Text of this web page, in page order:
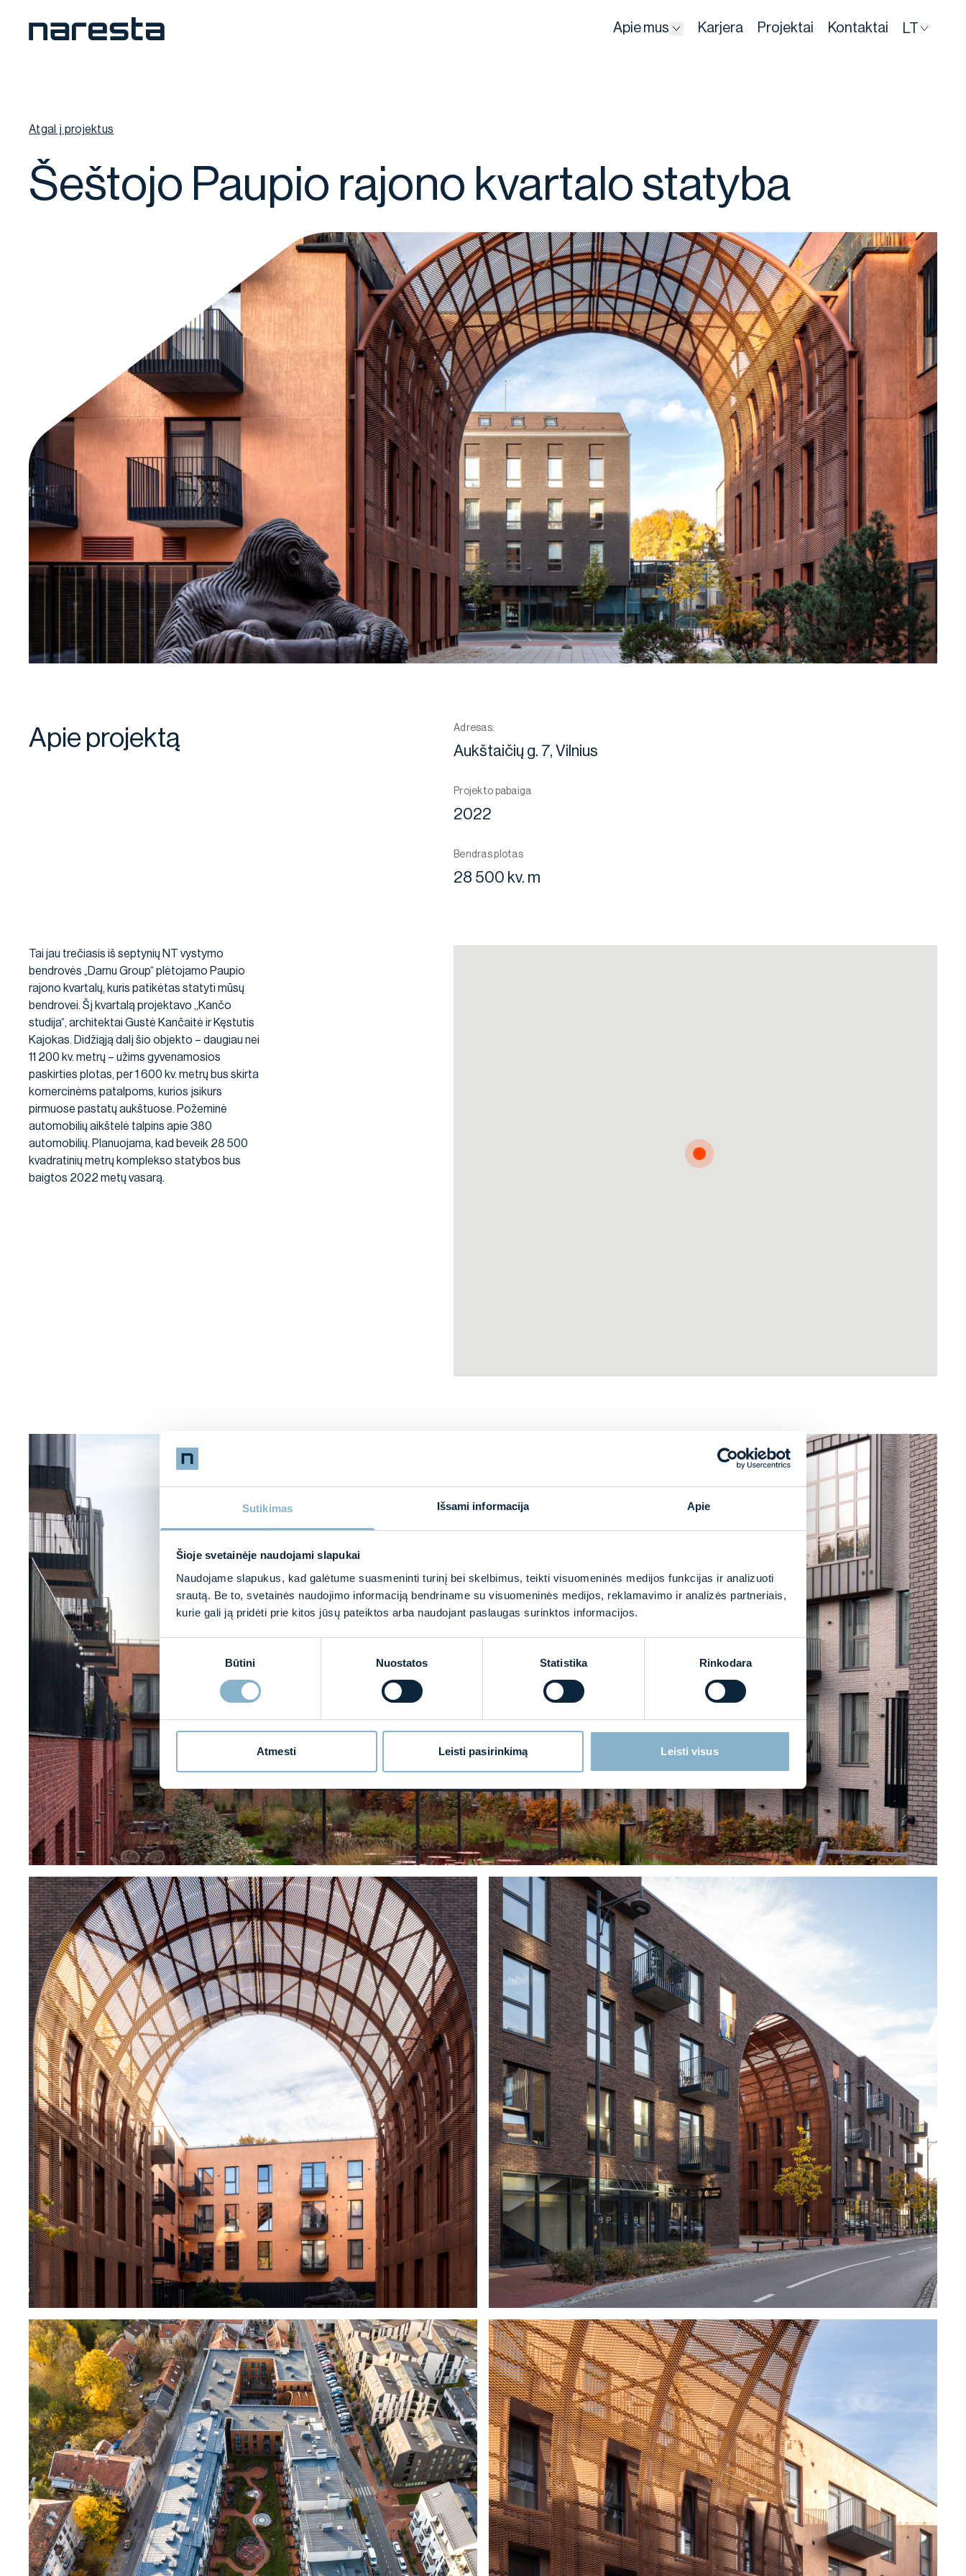
Sutikimas Išsami informacija Apie
Šioje svetainėje naudojami slapukai
Naudojame slapukus, kad galėtume suasmeninti turinį bei skelbimus, teikti visuomeninės medijos funkcijas ir analizuoti
srautą. Be to, svetainės naudojimo informaciją bendriname su visuomeninės medijos, reklamavimo ir analizės partneriais,
kurie gali ją pridėti prie kitos jūsų pateiktos arba naudojant paslaugas surinktos informacijos.
Sutikimo
Būtini Nuostatos Statistika Rinkodara
Atmesti Leisti pasirinkimą Leisti visus
Apie mus
Dropdown
Karjera Projektai Kontaktai LT
Atgal į projektus
Šeštojo Paupio rajono kvartalo statyba
Apie projektą Adresas:
Aukštaičių g. 7, Vilnius
Projekto pabaiga
2022
Bendras plotas
28 500 kv. m
Tai jau trečiasis iš septynių NT vystymo
bendrovės „Darnu Group“ plėtojamo Paupio
rajono kvartalų, kuris patikėtas statyti mūsų
bendrovei. Šį kvartalą projektavo ,,Kančo
studija“, architektai Gustė Kančaitė ir Kęstutis
Kajokas. Didžiąją dalį šio objekto – daugiau nei
11 200 kv. metrų – užims gyvenamosios
paskirties plotas, per 1 600 kv. metrų bus skirta
komercinėms patalpoms, kurios įsikurs
pirmuose pastatų aukštuose. Požeminė
automobilių aikštelė talpins apie 380
automobilių. Planuojama, kad beveik 28 500
kvadratinių metrų komplekso statybos bus
baigtos 2022 metų vasarą.